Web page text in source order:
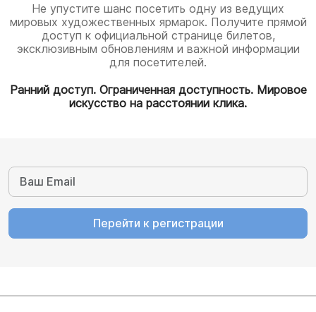
Не упустите шанс посетить одну из ведущих
мировых художественных ярмарок. Получите прямой
доступ к официальной странице билетов,
эксклюзивным обновлениям и важной информации
для посетителей.
Ранний доступ. Ограниченная доступность. Мировое
искусство на расстоянии клика.
Перейти к регистрации